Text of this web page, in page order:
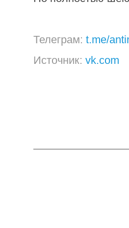
Телеграм: t.me/
Источник: vk.com